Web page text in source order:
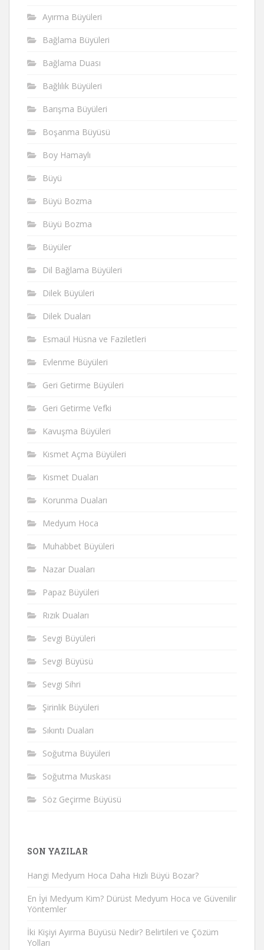
Ayırma Büyüleri
Bağlama Büyüleri
Bağlama Duası
Bağlılık Büyüleri
Barışma Büyüleri
Boşanma Büyüsü
Boy Hamaylı
Büyü
Büyü Bozma
Büyü Bozma
Büyüler
Dil Bağlama Büyüleri
Dilek Büyüleri
Dilek Duaları
Esmaül Hüsna ve Faziletleri
Evlenme Büyüleri
Geri Getirme Büyüleri
Geri Getirme Vefki
Kavuşma Büyüleri
Kısmet Açma Büyüleri
Kısmet Duaları
Korunma Duaları
Medyum Hoca
Muhabbet Büyüleri
Nazar Duaları
Papaz Büyüleri
Rızık Duaları
Sevgi Büyüleri
Sevgi Büyüsü
Sevgi Sihri
Şirinlik Büyüleri
Sıkıntı Duaları
Soğutma Büyüleri
Soğutma Muskası
Söz Geçirme Büyüsü
SON YAZILAR
Hangi Medyum Hoca Daha Hızlı Büyü Bozar?
En İyi Medyum Kim? Dürüst Medyum Hoca ve Güvenilir
Yöntemler
İki Kişiyi Ayırma Büyüsü Nedir? Belirtileri ve Çözüm
Yolları